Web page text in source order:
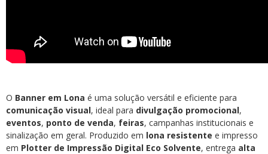
O Banner em Lona é uma solução versátil e eficiente para
comunicação visual, ideal para divulgação promocional,
eventos, ponto de venda, feiras, campanhas institucionais e
sinalização em geral. Produzido em lona resistente e impresso
em Plotter de Impressão Digital Eco Solvente, entrega alta